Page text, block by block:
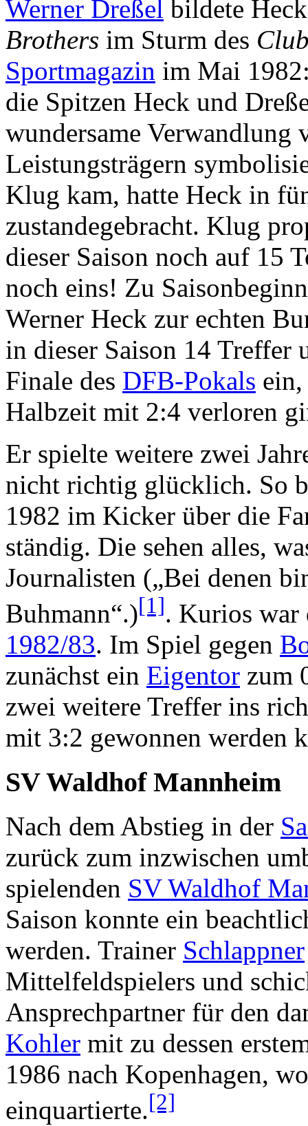
Werner Dreßel bildete
Brothers im Sturm des
Sportmagazin im Mai
die Spitzen Heck und
wundersame Verwandlung
Leistungsträgern
Klug kam, hatte Heck in
zustandegebracht. Klug
dieser Saison noch auf 15
noch eins! Zu
Werner Heck zur echten
in dieser Saison 14 Treffer
Finale des DFB-Pokals
Halbzeit mit 2:4 verloren
Er spielte weitere zwei
nicht richtig glücklich. So
1982 im Kicker über die
ständig. Die sehen alles,
Journalisten („Bei denen
Buhmann“.)[1]. Kurios war
1982/83. Im Spiel gegen
zunächst ein Eigentor zum
zwei weitere Treffer ins
mit 3:2 gewonnen werden
SV Waldhof Mannheim
Nach dem Abstieg in der
zurück zum inzwischen
spielenden SV Waldhof
Saison konnte ein
werden. Trainer Schlappner
Mittelfeldspielers und
Ansprechpartner für den
Kohler mit zu dessen
1986 nach Kopenhagen,
einquartierte.[2]